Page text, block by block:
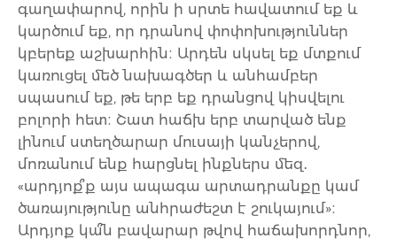
գաղափարով, որին ի սրտե հավատում եք և
կարծում եք, որ դրանով փոփոխություններ
կբերեք աշխարհին։ Արդեն սկսել եք մտքում
կառուցել մեծ նախագծեր և անհամբեր
սպասում եք, թե երբ եք դրանցով կիսվելու
բոլորի հետ։ Շատ հաճխ երբ տարված ենք
լինում ստեղծարար մուսայի կանչերով,
մոռանում ենք հարցնել ինքներս մեզ․
«արդյոք՞ք այս ապագա արտադրանքը կամ
ծառայությունը անհրաժեշտ է շուկայում»։
Արդյոք կա՞ն բավարար թվով հաճախորդնոր,